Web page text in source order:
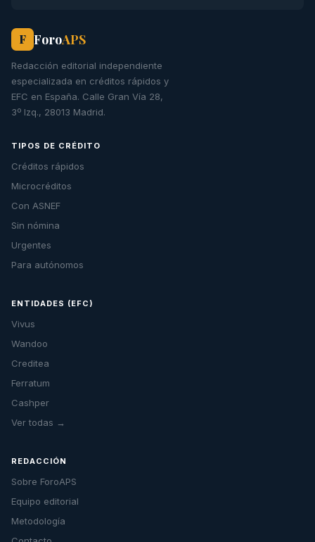
F ForoAPS
Redacción editorial independiente
especializada en créditos rápidos y
EFC en España. Calle Gran Vía 28,
3º Izq., 28013 Madrid.
TIPOS DE CRÉDITO
Créditos rápidos
Microcréditos
Con ASNEF
Sin nómina
Urgentes
Para autónomos
ENTIDADES (EFC)
Vivus
Wandoo
Creditea
Ferratum
Cashper
Ver todas →
REDACCIÓN
Sobre ForoAPS
Equipo editorial
Metodología